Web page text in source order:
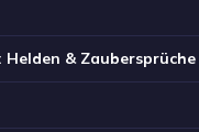
& Zaubersprüche